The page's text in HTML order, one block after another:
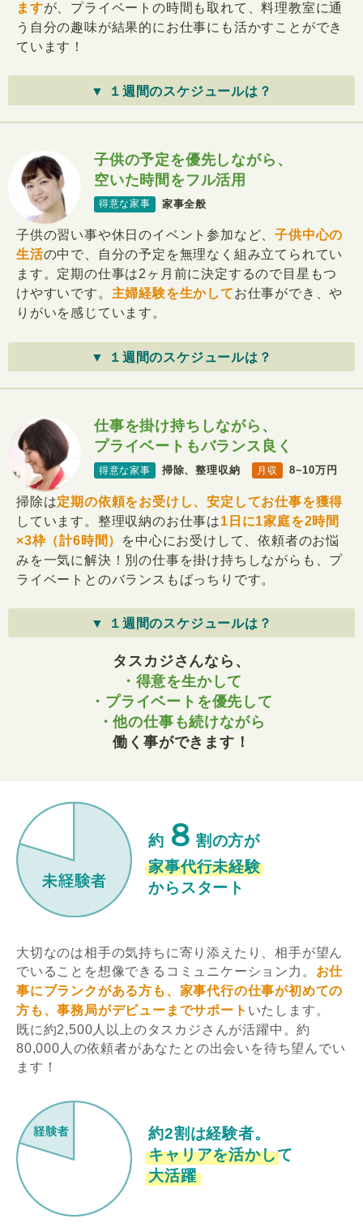
ますが、プライベートの時間も取れて、料理教室に通
う自分の趣味が結果的にお仕事にも活かすことができ
ています！
▼ １週間のスケジュールは？
子供の予定を優先しながら、
空いた時間をフル活用
得意な家事 家事全般
子供の習い事や休日のイベント参加など、子供中心の
生活の中で、自分の予定を無理なく組み立てられてい
ます。定期の仕事は2ヶ月前に決定するので目星もつ
けやすいです。 主婦経験を生かしてお仕事ができ、や
りがいを感じています。
▼ １週間のスケジュールは？
仕事を掛け持ちしながら、
プライベートもバランス良く
得意な家事 掃除、整理収納 月収 8~10万円
掃除は定期の依頼をお受けし、安定してお仕事を獲得
しています。整理収納のお仕事は1日に1家庭を2時間
×3枠（計6時間）
を中心にお受けして、依頼者のお悩
みを一気に解決！別の仕事を掛け持ちしながらも、プ
ライベートとのバランスもばっちりです。
▼ １週間のスケジュールは？
タスカジさんなら、
・得意を生かして
・プライベートを優先して
・他の仕事も続けながら
働く事ができます！
約 ８ 割の方が
家事代行未経験
からスタート
大切なのは相手の気持ちに寄り添えたり、相手が望ん
でいることを想像できるコミュニケーション力。 お仕
事にブランクがある方も、家事代行の仕事が初めての
方も、事務局がデビューまでサポート いたします。
既に約2,500人以上のタスカジさんが活躍中。約
80,000人の依頼者があなたとの出会いを待ち望んでい
ます！
約2割は経験者。
キャリアを活かして
大活躍